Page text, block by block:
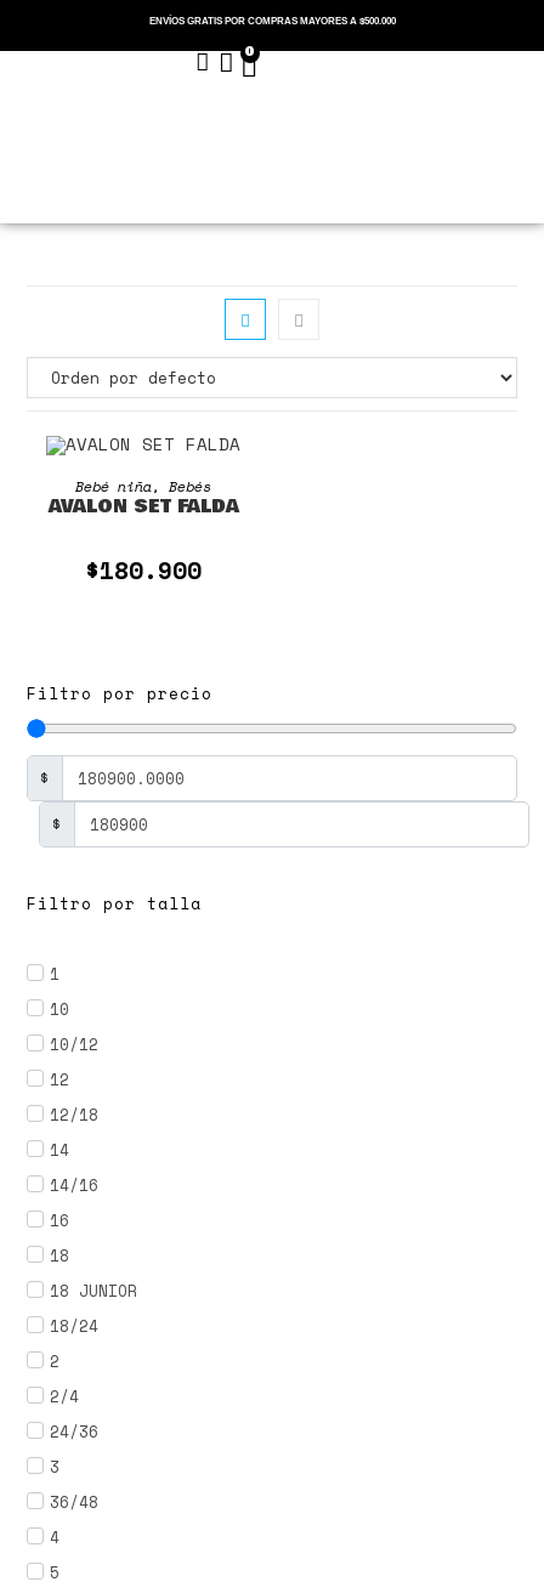
ENVÍOS GRATIS POR COMPRAS MAYORES A $500.000
0
SELECCIONAR OPCIONES
Bebé niña,Bebés
AVALON SET FALDA
$180.900
Filtro por precio
$
$
Filtro por talla
1
10
10/12
12
12/18
14
14/16
16
18
18 JUNIOR
18/24
2
2/4
24/36
3
36/48
4
5